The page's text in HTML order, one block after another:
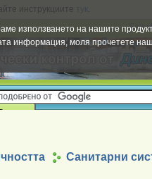
инструкциите
използването на нашите
информация, моля прочетете
Санитарни